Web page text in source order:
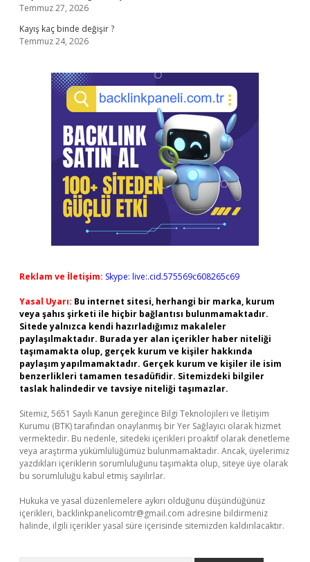
Temmuz 27, 2026
Kayış kaç binde değişir ?
Temmuz 24, 2026
Reklam ve İletişim: Skype: live:.cid.575569c608265c69
Yasal Uyarı: Bu internet sitesi, herhangi bir marka, kurum
veya şahıs şirketi ile hiçbir bağlantısı bulunmamaktadır.
Sitede yalnızca kendi hazırladığımız makaleler
paylaşılmaktadır. Burada yer alan içerikler haber niteliği
taşımamakta olup, gerçek kurum ve kişiler hakkında
paylaşım yapılmamaktadır. Gerçek kurum ve kişiler ile isim
benzerlikleri tamamen tesadüfidir. Sitemizdeki bilgiler
taslak halindedir ve tavsiye niteliği taşımazlar.
Sitemiz, 5651 Sayılı Kanun gereğince Bilgi Teknolojileri ve İletişim
Kurumu (BTK) tarafından onaylanmış bir Yer Sağlayıcı olarak hizmet
vermektedir. Bu nedenle, sitedeki içerikleri proaktif olarak denetleme
veya araştırma yükümlülüğümüz bulunmamaktadır. Ancak, üyelerimiz
yazdıkları içeriklerin sorumluluğunu taşımakta olup, siteye üye olarak
bu sorumluluğu kabul etmiş sayılırlar.
Hukuka ve yasal düzenlemelere aykırı olduğunu düşündüğünüz
içerikleri, backlinkpanelicomtr@gmail.com adresine bildirmeniz
halinde, ilgili içerikler yasal süre içerisinde sitemizden kaldırılacaktır.